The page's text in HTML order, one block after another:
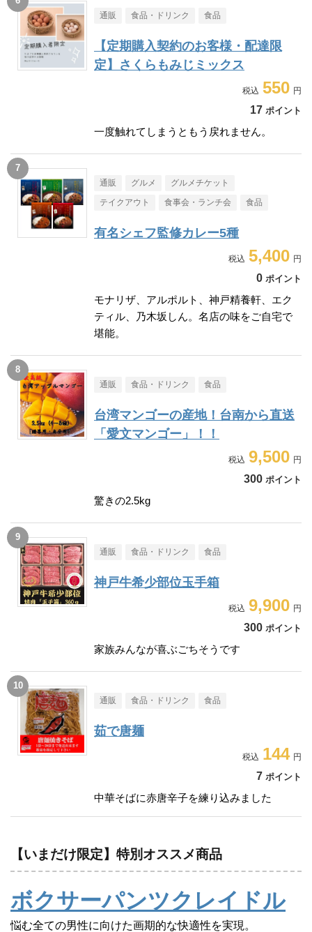
通販 食品・ドリンク 食品
【定期購入契約のお客様・配達限
定】さくらもみじミックス
550
17 ポイント
一度触れてしまうともう戻れません。
通販 グルメ グルメチケット
テイクアウト 食事会・ランチ会 食品
有名シェフ監修カレー5種
5,400
0 ポイント
モナリザ、アルポルト、神戸精養軒、エク
ティル、乃木坂しん。名店の味をご自宅で
堪能。
通販 食品・ドリンク 食品
台湾マンゴーの産地！台南から直送
「愛文マンゴー」！！
9,500
300 ポイント
驚きの2.5kg
通販 食品・ドリンク 食品
神戸牛希少部位玉手箱
9,900
300 ポイント
家族みんなが喜ぶごちそうです
通販 食品・ドリンク 食品
茹で唐麺
144
7 ポイント
中華そばに赤唐辛子を練り込みました
【いまだけ限定】特別オススメ商品
ボクサーパンツクレイドル
悩む全ての男性に向けた画期的な快適性を実現。